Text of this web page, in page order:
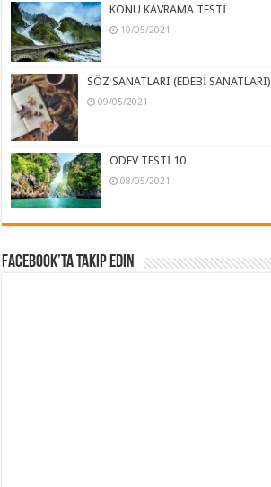
KONU KAVRAMA TESTİ
10/05/2021
SÖZ SANATLARI (EDEBİ SANATLARI)
09/05/2021
ÖDEV TESTİ 10
08/05/2021
Facebook’ta Takip Edin